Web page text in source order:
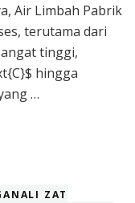
Gula
Untuk
Air Limbah Pabrik
terutama dari
tinggi,
hingga
…
ZAT